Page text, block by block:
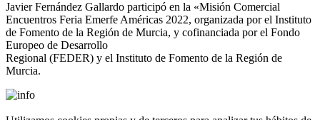
Javier Fernández Gallardo participó en la «Misión Comercial
Encuentros Feria Emerfe Américas 2022, organizada por el Instituto
de Fomento de la Región de Murcia, y cofinanciada por el Fondo
Europeo de Desarrollo
Regional (FEDER) y el Instituto de Fomento de la Región de
Murcia.